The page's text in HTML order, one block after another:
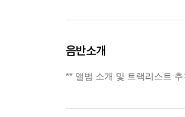
음반소개
** 앨범 소개 및 트랙리스트